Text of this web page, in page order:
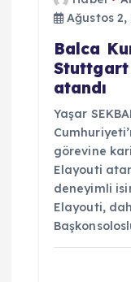
Ağustos 2,
Balca
atandı
Yaşar
görevine
Elayouti
deneyimli
Elayouti,